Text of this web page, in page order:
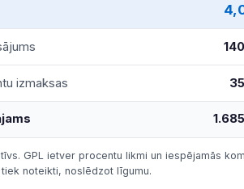
izmaksas
GPL ietver procentu likmi un iespējamās
noteikti, noslēdzot līgumu.